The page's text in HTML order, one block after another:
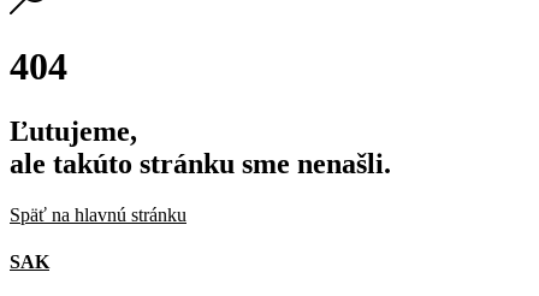
404
Ľutujeme,
ale takúto stránku sme nenašli.
Späť na hlavnú stránku
SAK